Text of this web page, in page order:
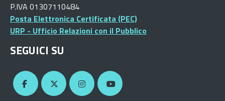
P.IVA 01307110484
Posta Elettronica Certificata (PEC)
URP - Ufficio Relazioni con il Pubblico
SEGUICI SU